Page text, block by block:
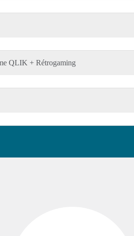
QLIK + Rétrogaming